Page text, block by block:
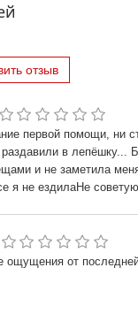
отзыв
первой помощи,
в лепёшку...
и не заметила
я не ездилаНе
ощущения от